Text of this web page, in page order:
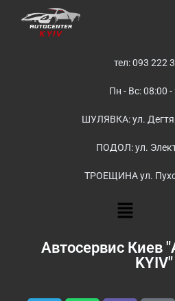
тел: 093 222
Пн - Вс: 08:00 -
ШУЛЯВКА: ул.
ПОДОЛ: ул.
ТРОЕЩИНА ул.
Автосервис Киев
KYIV"